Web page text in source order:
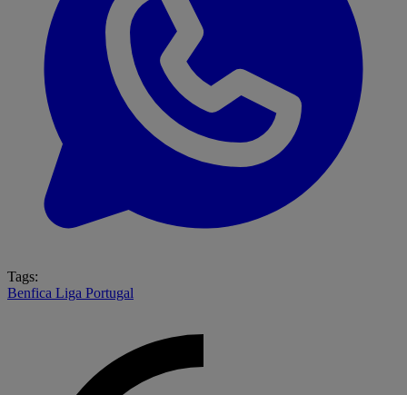
Tags:
Benfica Liga Portugal